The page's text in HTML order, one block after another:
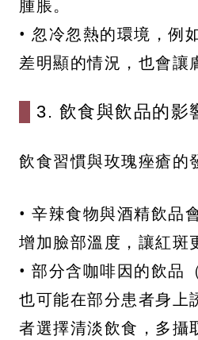
腫脹。
• 忽冷忽熱的環境，例
差明顯的情況，也會讓
3. 飲食與飲品的影
飲食習慣與玫瑰痤瘡的
• 辛辣食物與酒精飲品
增加臉部溫度，讓紅斑
• 部分含咖啡因的飲品
也可能在部分患者身上
者選擇清淡飲食，多攝